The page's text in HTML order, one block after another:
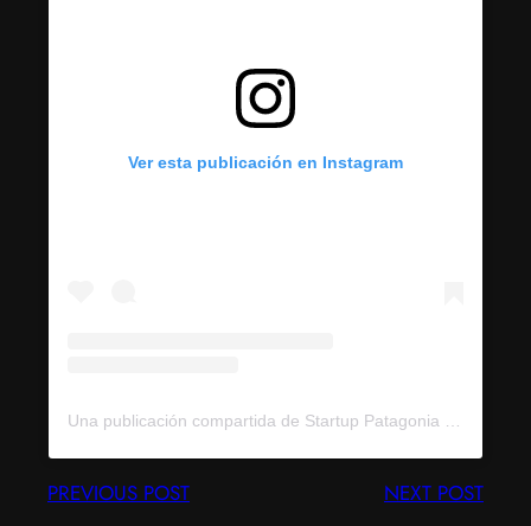
Ver esta publicación en Instagram
PREVIOUS POST NEXT POST